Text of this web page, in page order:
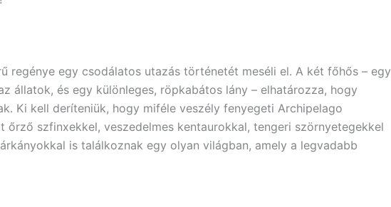
regénye egy csodálatos utazás történetét meséli el. A két főhős – egy
állatok, és egy különleges, röpkabátos lány – elhatározza, hogy
Ki kell deríteniük, hogy miféle veszély fenyegeti Archipelago
őrző szfinxekkel, veszedelmes kentaurokkal, tengeri szörnyetegekkel
is találkoznak egy olyan világban, amely a legvadabb